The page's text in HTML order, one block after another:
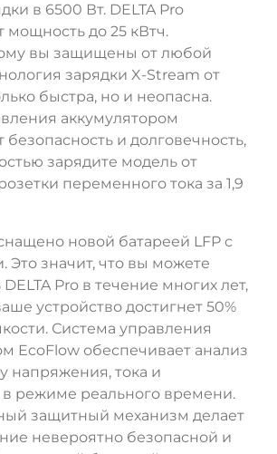
в 6500 Вт. DELTA Pro
мощность до 25 кВтч.
вы защищены от любой
зарядки X-Stream от
быстра, но и неопасна.
аккумулятором
безопасность и долговечность,
зарядите модель от
переменного тока за 1,9
новой батареей LFP с
Это значит, что вы можете
Pro в течение многих лет,
устройство достигнет 50%
Система управления
EcoFlow обеспечивает анализ
напряжения, тока и
режиме реального времени.
защитный механизм делает
невероятно безопасной и